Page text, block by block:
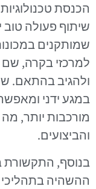
שיתוף פעולה טוב
שמותקנים
למרכזי בקרה, שם
ולהגיב בהתאם.
במגע ידני
מורכבות יותר,
והביצועים.
בנוסף, התקשורת
ההשהיה